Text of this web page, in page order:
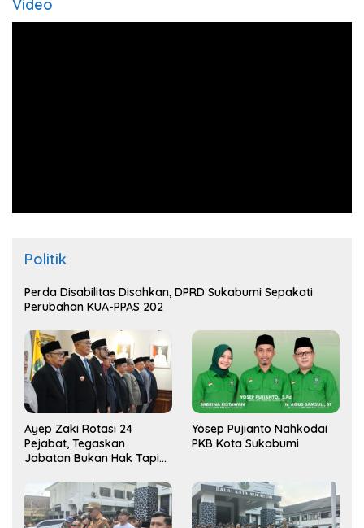
Video
Politik
Perda Disabilitas Disahkan, DPRD Sukabumi Sepakati
Perubahan KUA-PPAS 202
Ayep Zaki Rotasi 24
Pejabat, Tegaskan
Jabatan Bukan Hak Tapi
Yosep Pujianto Nahkodai
PKB Kota Sukabumi